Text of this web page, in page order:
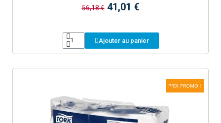
56,18 € 41,01 €
Ajouter au panier
PRIX PROMO !